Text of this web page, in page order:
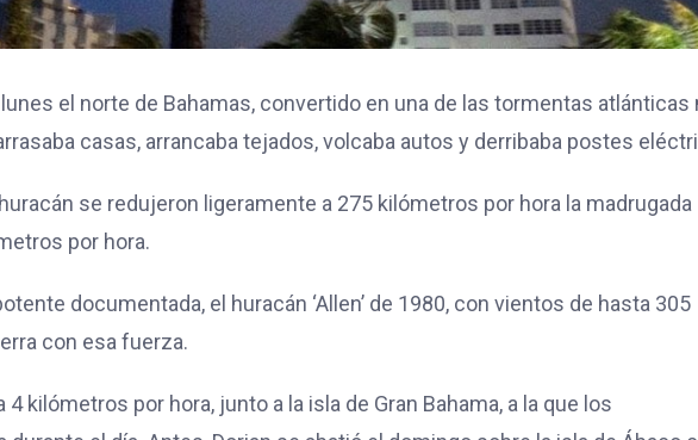
el norte de Bahamas, convertido en una de las tormentas atlánticas
casas, arrancaba tejados, volcaba autos y derribaba postes
se redujeron ligeramente a 275 kilómetros por hora la madrugada
por hora.
documentada, el huracán ‘Allen’ de 1980, con vientos de hasta 305
con esa fuerza.
kilómetros por hora, junto a la isla de Gran Bahama, a la que los